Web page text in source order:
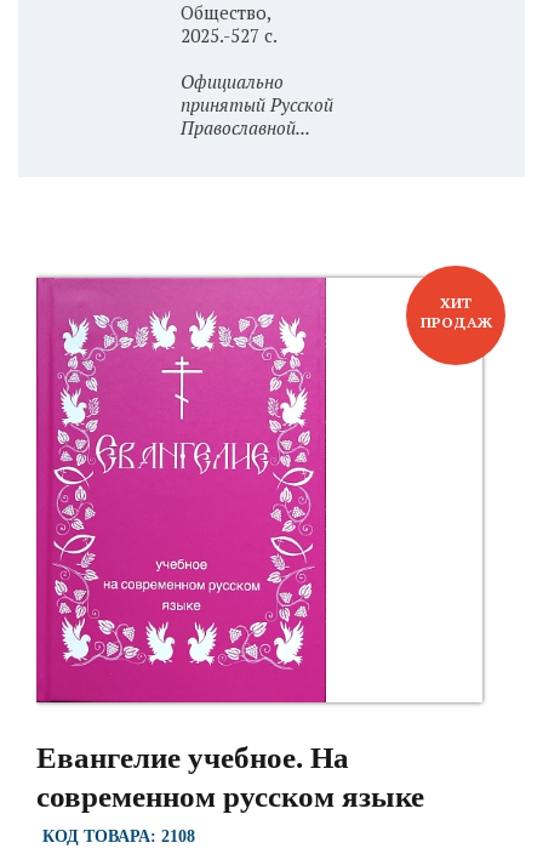
Общество,
2025.-527 с.
Официально
принятый Русской
Православной...
ХИТ
ПРОДАЖ
Евангелие учебное. На
современном русском языке
КОД ТОВАРА: 2108